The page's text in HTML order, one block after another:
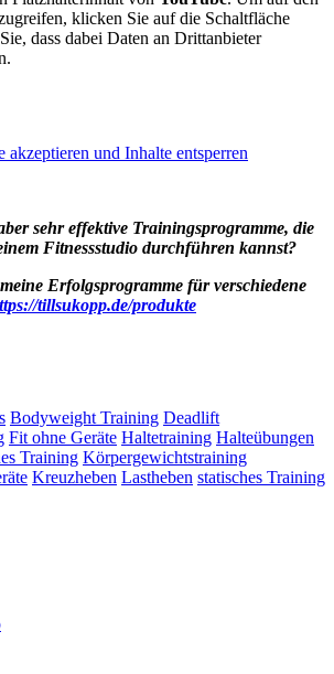
klicken Sie auf die Schaltfläche
dass dabei Daten an Drittanbieter
und Inhalte entsperren
sehr effektive Trainingsprogramme, die
Fitnessstudio durchführen kannst?
Erfolgsprogramme für verschiedene
tillsukopp.de/produkte
Bodyweight Training Deadlift
Fit ohne Geräte Haltetraining Halteübungen
Training Körpergewichtstraining
Kreuzheben Lastheben statisches Training